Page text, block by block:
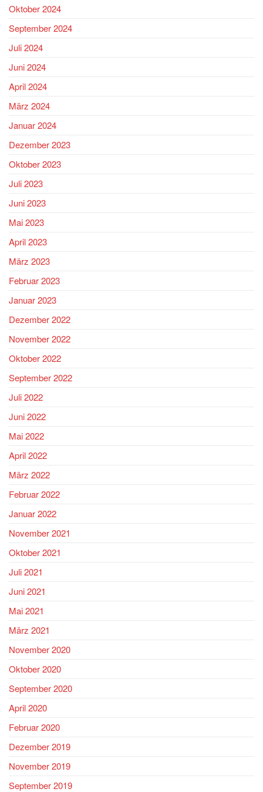
Oktober 2024
September 2024
Juli 2024
Juni 2024
April 2024
März 2024
Januar 2024
Dezember 2023
Oktober 2023
Juli 2023
Juni 2023
Mai 2023
April 2023
März 2023
Februar 2023
Januar 2023
Dezember 2022
November 2022
Oktober 2022
September 2022
Juli 2022
Juni 2022
Mai 2022
April 2022
März 2022
Februar 2022
Januar 2022
November 2021
Oktober 2021
Juli 2021
Juni 2021
Mai 2021
März 2021
November 2020
Oktober 2020
September 2020
April 2020
Februar 2020
Dezember 2019
November 2019
September 2019